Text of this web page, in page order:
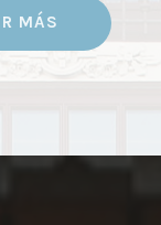
5 MÁS